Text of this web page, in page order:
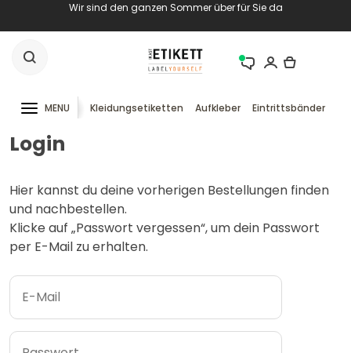
Wir sind den ganzen Sommer über für Sie da
MENU Kleidungsetiketten Aufkleber Eintrittsbänder
Login
Hier kannst du deine vorherigen Bestellungen finden
und nachbestellen.
Klicke auf „Passwort vergessen“, um dein Passwort
per E-Mail zu erhalten.